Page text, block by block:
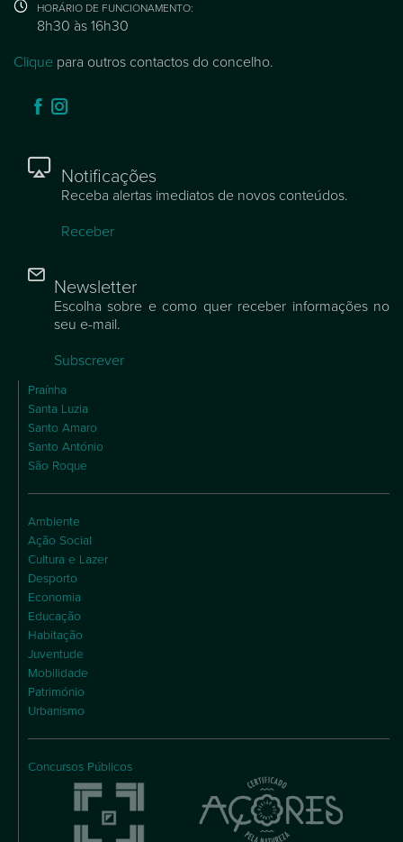
HORÁRIO DE FUNCIONAMENTO:
8h30 às 16h30
Clique para outros contactos do concelho.
Notificações
Receba alertas imediatos de novos conteúdos.
Receber
Newsletter
Escolha sobre e como quer receber informações no
seu e-mail.
Subscrever
Praínha
Santa Luzia
Santo Amaro
Santo António
São Roque
Ambiente
Ação Social
Cultura e Lazer
Desporto
Economia
Educação
Habitação
Juventude
Mobilidade
Património
Urbanismo
Concursos Públicos